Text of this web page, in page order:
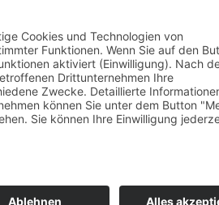
Kugeln vorstellen würde.
beide das genau gleiche
nicht. Mit der Wahl
ist, kann man das Viele-
mag) Theorie wählen. Stets
Dilemma. Die Wahl eines